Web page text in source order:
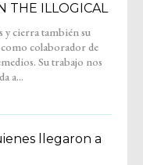
THE ILLOGICAL
a...
llegaron a